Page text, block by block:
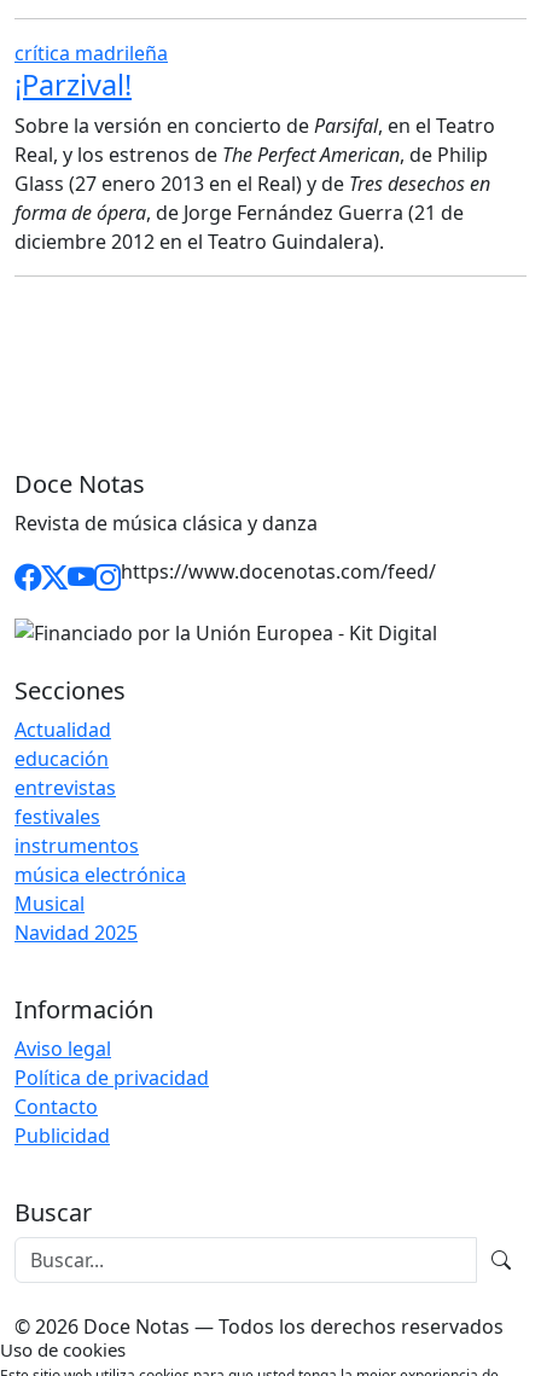
crítica madrileña
¡Parzival!
Sobre la versión en concierto deParsifal, en el Teatro
Real, y los estrenos de The Perfect American, de Philip
Glass (27 enero 2013 en el Real) y de Tres desechos en
forma de ópera, de Jorge Fernández Guerra (21 de
diciembre 2012 en el Teatro Guindalera).
Doce Notas
Revista de música clásica y danza
https://www.docenotas.com/feed/
Secciones
Actualidad
educación
entrevistas
festivales
instrumentos
música electrónica
Musical
Navidad 2025
Información
Aviso legal
Política de privacidad
Contacto
Publicidad
Buscar
© 2026 Doce Notas — Todos los derechos reservados
Uso de cookies